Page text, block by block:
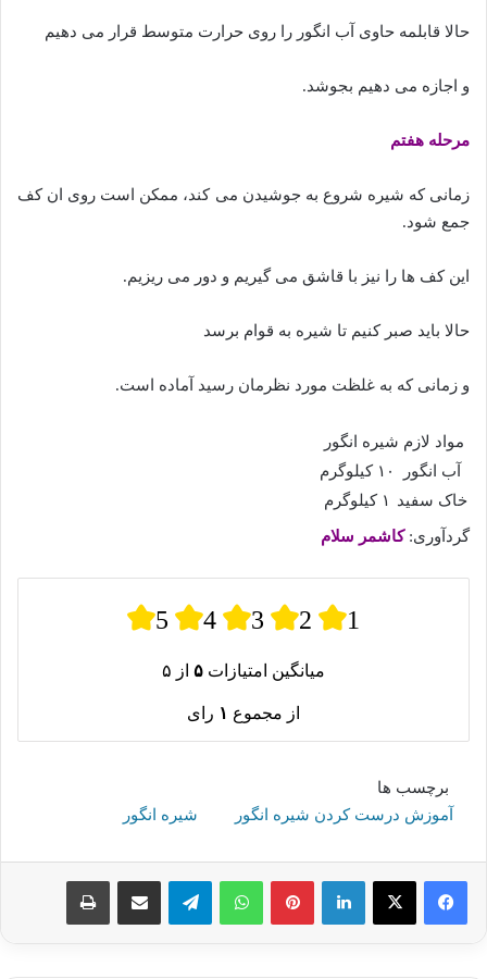
حالا قابلمه حاوی آب انگور را روی حرارت متوسط قرار می دهیم
و اجازه می دهیم بجوشد.
مرحله هفتم
زمانی که شیره شروع به جوشیدن می کند، ممکن است روی ان کف
جمع شود.
این کف ها را نیز با قاشق می گیریم و دور می ریزیم.
حالا باید صبر کنیم تا شیره به قوام برسد
و زمانی که به غلظت مورد نظرمان رسید آماده است.
مواد لازم شیره انگور
آب انگور
۱۰ کیلوگرم
خاک سفید
۱ کیلوگرم
گردآوری:کاشمر سلام
5 4 3 2 1
میانگین امتیازات ۵ از ۵
از مجموع ۱ رای
برچسب ها
آموزش درست کردن شیره انگور
شیره انگور
لینکدین پینترستواتس آپ تلگرام اشتراک گذاری از طریق ایمیل چاپ